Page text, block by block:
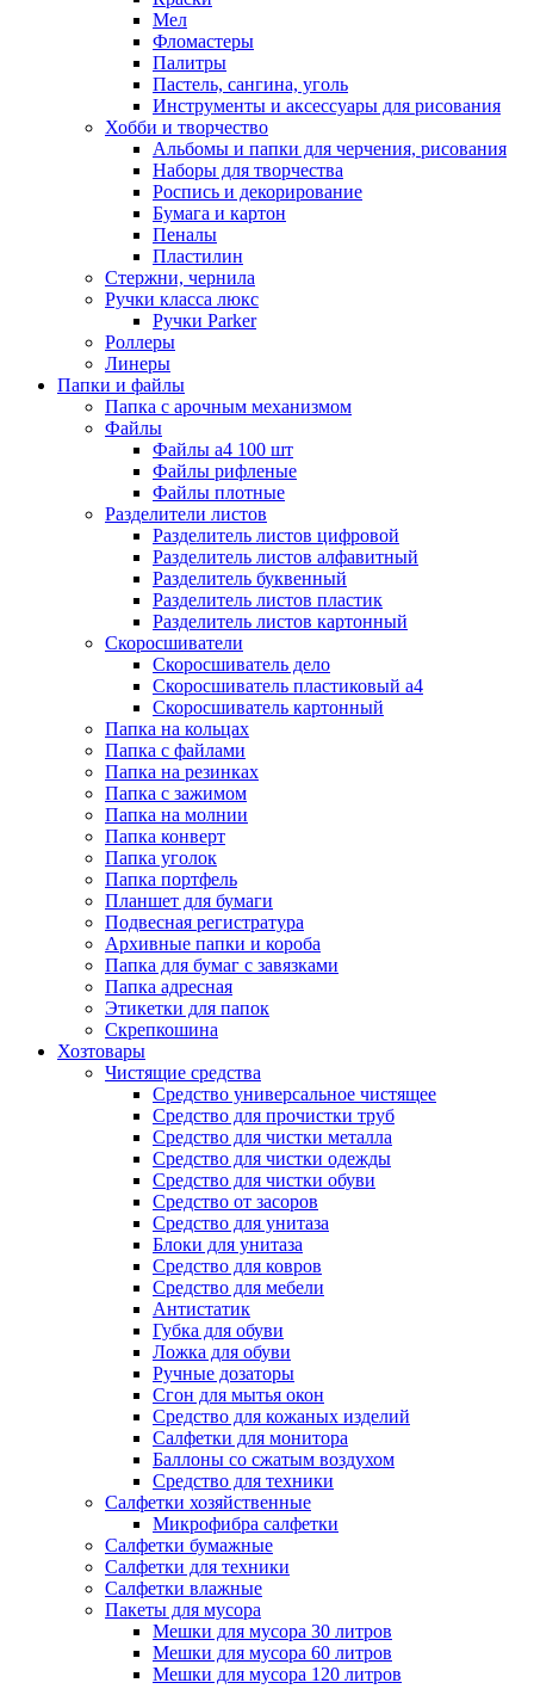
Мел
Фломастеры
Палитры
Пастель, сангина, уголь
Инструменты и аксессуары для рисования
Хобби и творчество
Альбомы и папки для черчения, рисования
Наборы для творчества
Роспись и декорирование
Бумага и картон
Пеналы
Пластилин
Стержни, чернила
Ручки класса люкс
Ручки Parker
Роллеры
Линеры
Папки и файлы
Папка с арочным механизмом
Файлы
Файлы а4 100 шт
Файлы рифленые
Файлы плотные
Разделители листов
Разделитель листов цифровой
Разделитель листов алфавитный
Разделитель буквенный
Разделитель листов пластик
Разделитель листов картонный
Скоросшиватели
Скоросшиватель дело
Скоросшиватель пластиковый а4
Скоросшиватель картонный
Папка на кольцах
Папка с файлами
Папка на резинках
Папка с зажимом
Папка на молнии
Папка конверт
Папка уголок
Папка портфель
Планшет для бумаги
Подвесная регистратура
Архивные папки и короба
Папка для бумаг с завязками
Папка адресная
Этикетки для папок
Скрепкошина
Хозтовары
Чистящие средства
Средство универсальное чистящее
Средство для прочистки труб
Средство для чистки металла
Средство для чистки одежды
Средство для чистки обуви
Средство от засоров
Средство для унитаза
Блоки для унитаза
Средство для ковров
Средство для мебели
Антистатик
Губка для обуви
Ложка для обуви
Ручные дозаторы
Сгон для мытья окон
Средство для кожаных изделий
Салфетки для монитора
Баллоны со сжатым воздухом
Средство для техники
Салфетки хозяйственные
Микрофибра салфетки
Салфетки бумажные
Салфетки для техники
Салфетки влажные
Пакеты для мусора
Мешки для мусора 30 литров
Мешки для мусора 60 литров
Мешки для мусора 120 литров